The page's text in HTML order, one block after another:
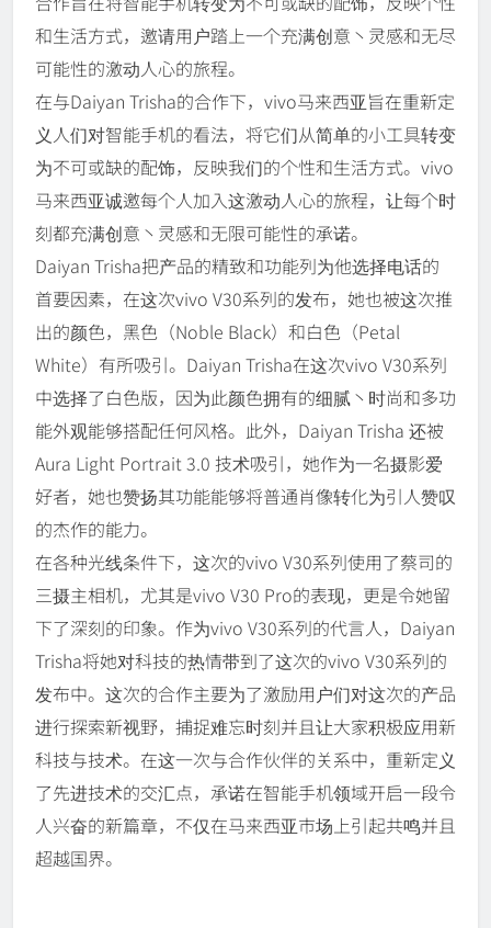
和生活方式，邀请用户踏上一个充满创意丶灵感和无尽
可能性的激动人心的旅程。
在与Daiyan Trisha的合作下，vivo马来西亚旨在重新定
义人们对智能手机的看法，将它们从简单的小工具转变
为不可或缺的配饰，反映我们的个性和生活方式。vivo
马来西亚诚邀每个人加入这激动人心的旅程，让每个时
刻都充满创意丶灵感和无限可能性的承诺。
Daiyan Trisha把产品的精致和功能列为他选择电话的
首要因素，在这次vivo V30系列的发布，她也被这次推
出的颜色，黑色（Noble Black）和白色（Petal
White）有所吸引。Daiyan Trisha在这次vivo V30系列
中选择了白色版，因为此颜色拥有的细腻丶时尚和多功
能外观能够搭配任何风格。此外，Daiyan Trisha 还被
Aura Light Portrait 3.0 技术吸引，她作为一名摄影爱
好者，她也赞扬其功能能够将普通肖像转化为引人赞叹
的杰作的能力。
在各种光线条件下，这次的vivo V30系列使用了蔡司的
三摄主相机，尤其是vivo V30 Pro的表现，更是令她留
下了深刻的印象。作为vivo V30系列的代言人，Daiyan
Trisha将她对科技的热情带到了这次的vivo V30系列的
发布中。这次的合作主要为了激励用户们对这次的产品
进行探索新视野，捕捉难忘时刻并且让大家积极应用新
科技与技术。在这一次与合作伙伴的关系中，重新定义
了先进技术的交汇点，承诺在智能手机领域开启一段令
人兴奋的新篇章，不仅在马来西亚市场上引起共鸣并且
超越国界。